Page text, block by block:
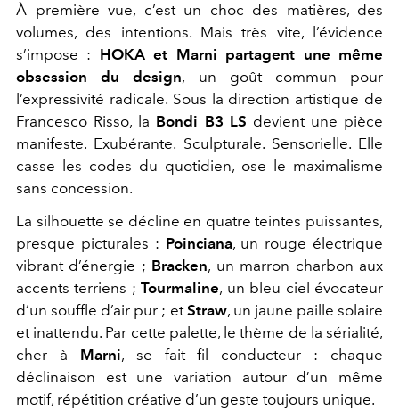
À première vue, c’est un choc des matières, des
volumes, des intentions. Mais très vite, l’évidence
s’impose : HOKA et Marni partagent une même
obsession du design, un goût commun pour
l’expressivité radicale. Sous la direction artistique de
Francesco Risso, la Bondi B3 LS devient une pièce
manifeste. Exubérante. Sculpturale. Sensorielle. Elle
casse les codes du quotidien, ose le maximalisme
sans concession.
La silhouette se décline en quatre teintes puissantes,
presque picturales : Poinciana, un rouge électrique
vibrant d’énergie ; Bracken, un marron charbon aux
accents terriens ;Tourmaline, un bleu ciel évocateur
d’un souffle d’air pur ; etStraw, un jaune paille solaire
et inattendu. Par cette palette, le thème de la sérialité,
cher à Marni, se fait fil conducteur : chaque
déclinaison est une variation autour d’un même
motif, répétition créative d’un geste toujours unique.